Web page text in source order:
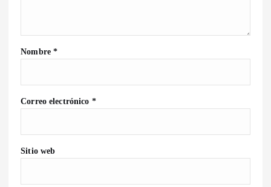
Nombre*
Correo electrónico *
Sitio web